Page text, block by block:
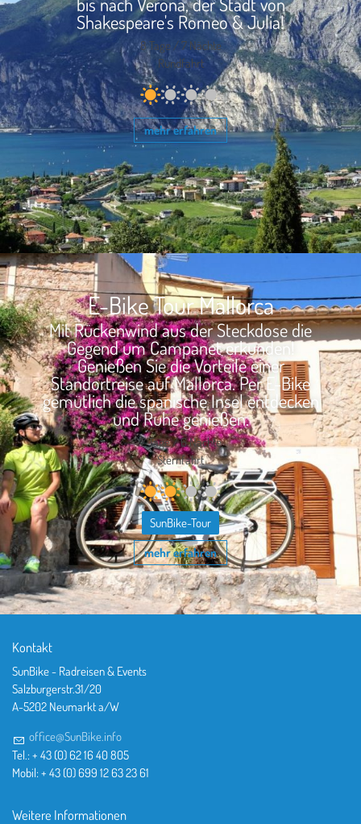
Shakespeare's Romeo & Julia!
8 Tage / 7 Nächte
Rundfahrt
mehr erfahren
E-Bike Tour Mallorca
Mit Rückenwind aus der Steckdose die
Gegend um Campanet erkunden!
Genießen Sie die Vorteile einer
Standortreise auf Mallorca. Per E-Bike
gemütlich die spanische Insel entdecken
und Ruhe genießen.
7 Tage / 6 Nächte
Sternfahrt
SunBike-Tour
mehr erfahren
Kontakt
SunBike - Radreisen & Events
Salzburgerstr.31/20
A-5202 Neumarkt a/W
office@SunBike.info
Tel.: + 43 (0) 62 16 40 805
Mobil: + 43 (0) 699 12 63 23 61
Weitere Informationen